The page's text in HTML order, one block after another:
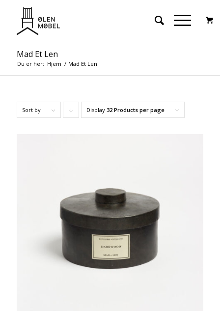
Mad Et Len
Du er her: Hjem / Mad Et Len
Sort by Click
Display 32 Products per page